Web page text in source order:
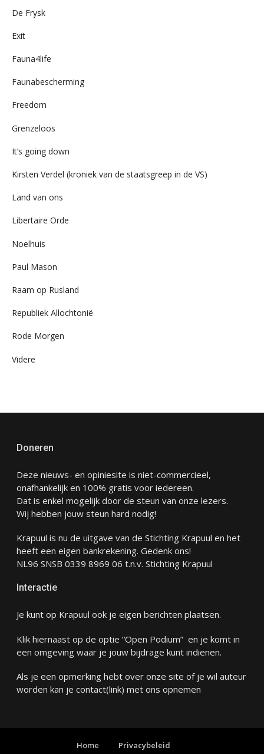
De Frysk
Exit
Fauna4life
Faunabescherming
Freedom
Grenzeloos
It’s going down
Kirsten Verdel (kroniek van de staatsgreep in de VS)
Land van ons
Libertaire Orde
Noelhuis
Paul Mason
Raam op Rusland
Republiek Allochtonië
Rode Morgen
Videre
Doneren
Deze nieuws- en opiniesite is niet-commercieel,
onafhankelijk en 100% gratis voor iedereen.
Dat is enkel mogelijk door de steun van onze lezers.
Wij hebben jouw steun hard nodig!
Krapuul is nu de uitgave van de Stichting Krapuul en het
heeft een eigen bankrekening. Gedenk ons!
NL96 SNSB 0339 8969 06 t.n.v. Stichting Krapuul
Interactie
Je kunt op Krapuul ook je eigen berichten plaatsen.
Klik hiernaast op de optie “Open Podium” en je komt in
een omgeving waar je jouw bijdrage kunt indienen.
Als je een opmerking hebt over onze site of je wil auteur
worden kan je contact(link) met ons opnemen
Home Privacybeleid